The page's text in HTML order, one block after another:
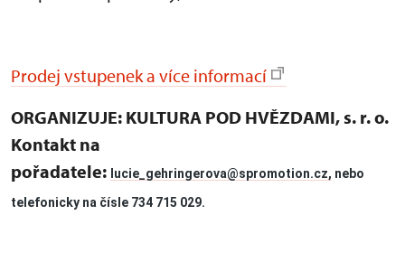
Prodej vstupenek a více informací
ORGANIZUJE: KULTURA POD HVĚZDAMI, s. r. o.
Kontakt na
pořadatele: lucie_gehringerova@spromotion.cz, nebo
telefonicky na čísle 734 715 029.